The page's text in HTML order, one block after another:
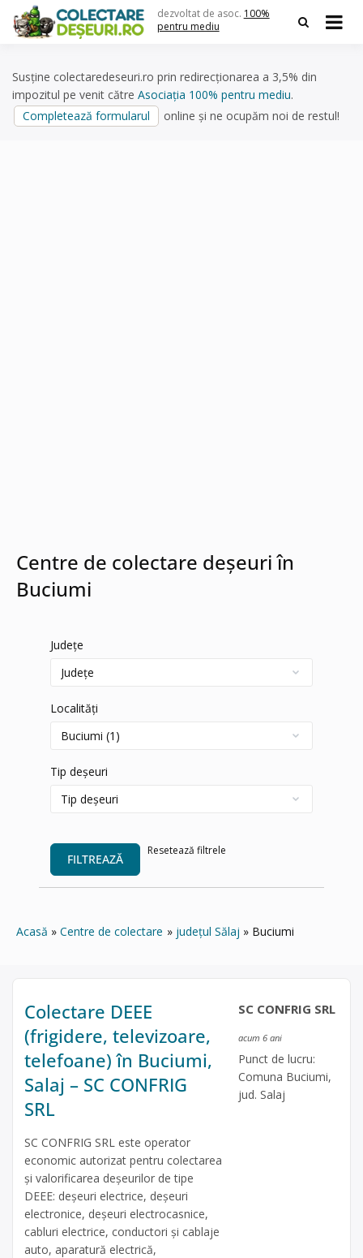
content
dezvoltat de asoc. 100%
pentru mediu
Susține colectaredeseuri.ro prin redirecționarea a 3,5% din
impozitul pe venit către Asociația 100% pentru mediu.
Completează formularul
online și ne ocupăm noi de restul!
Centre de colectare deșeuri în
Buciumi
Județe
Localități
Tip deșeuri
FILTREAZĂ
Resetează filtrele
Acasă Centre de colectare județul Sălaj Buciumi
Colectare DEEE
(frigidere, televizoare,
telefoane) în Buciumi,
Salaj – SC CONFRIG
SRL
SC CONFRIG SRL este operator
economic autorizat pentru colectarea
și valorificarea deșeurilor de tipe
DEEE: deșeuri electrice, deșeuri
electronice, deșeuri electrocasnice,
cabluri electrice, conductori și cablaje
auto, aparatură electrică,
SC CONFRIG SRL
acum 6 ani
Punct de lucru:
Comuna Buciumi,
jud. Salaj